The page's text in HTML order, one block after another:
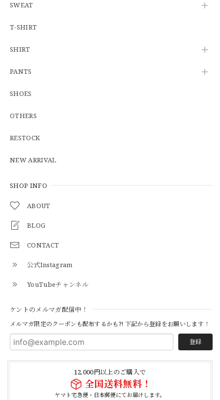
SWEAT
T-SHIRT
SHIRT
PANTS
SHOES
OTHERS
RESTOCK
NEW ARRIVAL
SHOP INFO
ABOUT
BLOG
CONTACT
公式Instagram
YouTubeチャンネル
ケントのメルマガ配信中！
メルマガ限定のクーポンも配布するかも?! 下記から登録をお願いします！
登録
12,000円以上のご購入で
全国送料無料！
ヤマト宅急便・日本郵便にてお届けします。
【Cooperstown Ball Cap】Made in USA Baseball Cap "1938 HOLLYWOOD STARS" 新品 クーパーズタウンボールキャップ ハリウッドスターズ 6パネル
とても早く対応頂きありがとうございました。
2026/04/21
NAVY
2026/04/21
【USED】Canadian Army IECS Fleece Pants 実物 カナダ軍 フリースパンツ ユーズド
⑥サイズ
2026/04/17